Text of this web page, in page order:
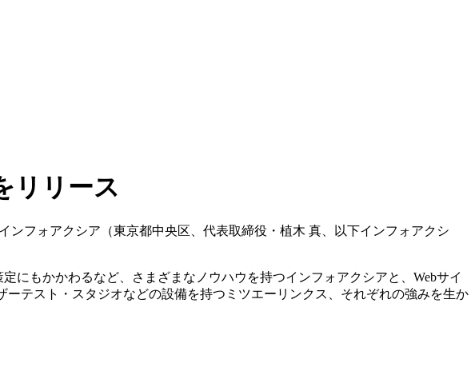
リリース
フォアクシア（東京都中央区、代表取締役・植木 真、以下インフォアクシ
にもかかわるなど、さまざまなノウハウを持つインフォアクシアと、Webサイ
テスト・スタジオなどの設備を持つミツエーリンクス、それぞれの強みを生か